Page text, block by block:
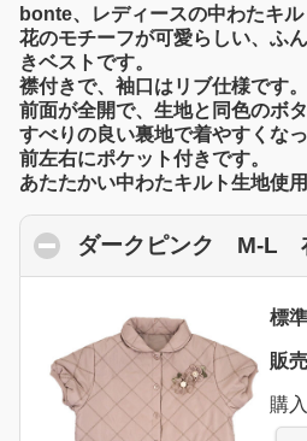
bonte、レディースの中わたキル
花のモチーフが可愛らしい、ふ
きベストです。
襟付きで、袖口はリブ仕様です。
前面が全開で、生地と同色のボタ
すべりの良い裏地で着やすくなっ
前左右にポケット付きです。
あたたかい中わたキルト生地使
ダークピンク M-L
標
販
購